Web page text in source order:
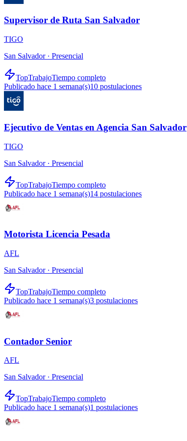
Supervisor de Ruta San Salvador
TIGO
San Salvador · Presencial
TopTrabajoTiempo completo
Publicado hace 1 semana(s)10 postulaciones
Ejecutivo de Ventas en Agencia San Salvador
TIGO
San Salvador · Presencial
TopTrabajoTiempo completo
Publicado hace 1 semana(s)14 postulaciones
Motorista Licencia Pesada
AFL
San Salvador · Presencial
TopTrabajoTiempo completo
Publicado hace 1 semana(s)3 postulaciones
Contador Senior
AFL
San Salvador · Presencial
TopTrabajoTiempo completo
Publicado hace 1 semana(s)1 postulaciones